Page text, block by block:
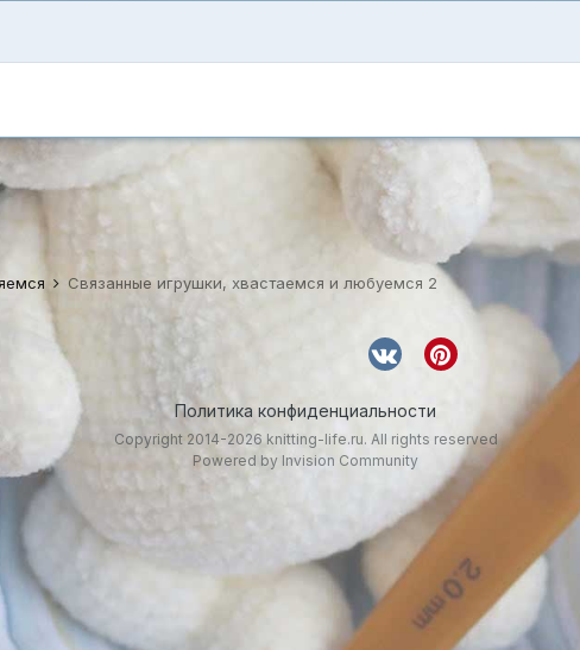
Связанные игрушки, хвастаемся и любуемся 2
Политика конфиденциальности
Copyright 2014-2026 knitting-life.ru. All rights reserved
Powered by Invision Community